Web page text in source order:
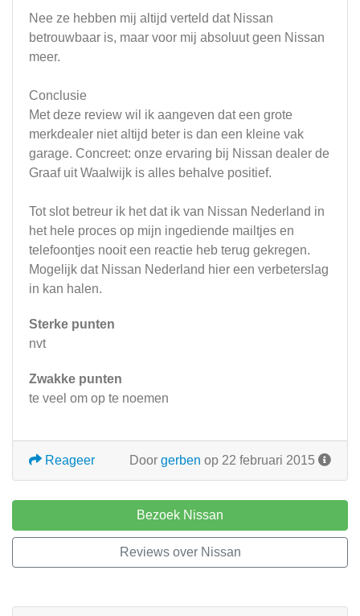
Nee ze hebben mij altijd verteld dat Nissan
betrouwbaar is, maar voor mij absoluut geen Nissan
meer.
Conclusie
Met deze review wil ik aangeven dat een grote
merkdealer niet altijd beter is dan een kleine vak
garage. Concreet: onze ervaring bij Nissan dealer de
Graaf uit Waalwijk is alles behalve positief.
Tot slot betreur ik het dat ik van Nissan Nederland in
het hele proces op mijn ingediende mailtjes en
telefoontjes nooit een reactie heb terug gekregen.
Mogelijk dat Nissan Nederland hier een verbeterslag
in kan halen.
Sterke punten
nvt
Zwakke punten
te veel om op te noemen
Door gerben op 22 februari 2015
Reageer
Bezoek Nissan
Reviews over Nissan